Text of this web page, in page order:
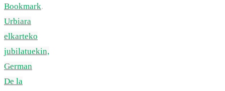
Bookmark.
Urbiara
elkarteko
jubilatuekin,
German
De la